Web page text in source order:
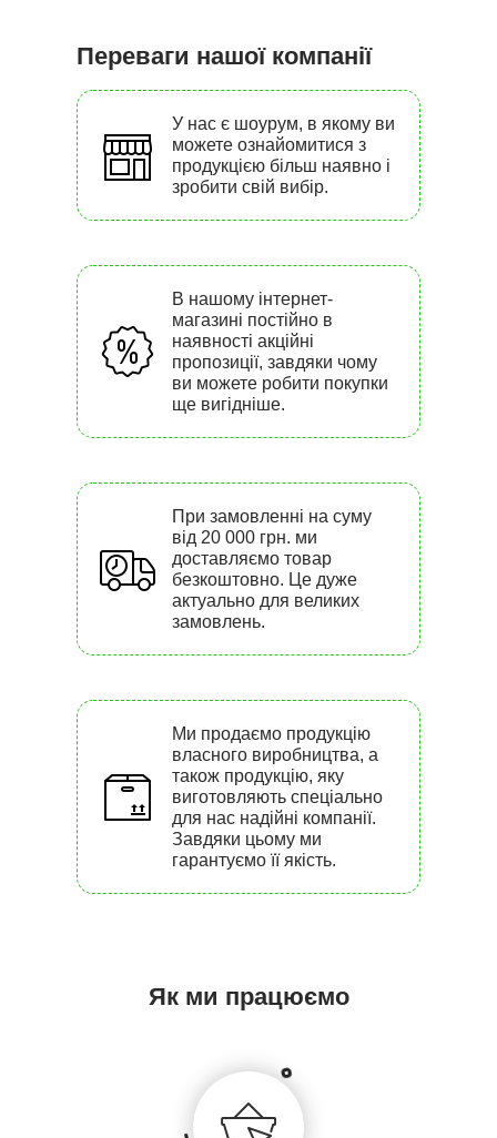
Переваги нашої компанії
У нас є шоурум, в якому ви
можете ознайомитися з
продукцією більш наявно і
зробити свій вибір.
В нашому інтернет-
магазині постійно в
наявності акційні
пропозиції, завдяки чому
ви можете робити покупки
ще вигідніше.
При замовленні на суму
від 20 000 грн. ми
доставляємо товар
безкоштовно. Це дуже
актуально для великих
замовлень.
Ми продаємо продукцію
власного виробництва, а
також продукцію, яку
виготовляють спеціально
для нас надійні компанії.
Завдяки цьому ми
гарантуємо її якість.
Як ми працюємо